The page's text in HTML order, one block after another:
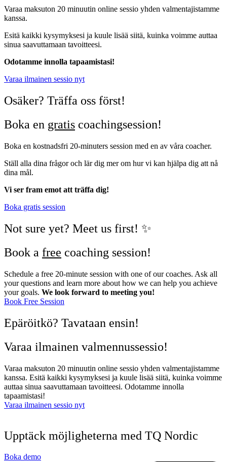
Varaa maksuton 20 minuutin online sessio yhden valmentajistamme
kanssa.
Esitä kaikki kysymyksesi ja kuule lisää siitä, kuinka voimme auttaa
sinua saavuttamaan tavoitteesi.
Odotamme innolla tapaamistasi!
Varaa ilmainen sessio nyt
Osäker? Träffa oss först!
Boka en gratis coachingsession!
Boka en kostnadsfri 20-minuters session med en av våra coacher.
Ställ alla dina frågor och lär dig mer om hur vi kan hjälpa dig att nå
dina mål.
Vi ser fram emot att träffa dig!
Boka gratis session
Not sure yet? Meet us first! ✨
Book a free coaching session!
Schedule a free 20-minute session with one of our coaches. Ask all
your questions and learn more about how we can help you achieve
your goals. We look forward to meeting you!
Book Free Session
Epäröitkö? Tavataan ensin!
Varaa ilmainen valmennussessio!
Varaa maksuton 20 minuutin online sessio yhden valmentajistamme
kanssa. Esitä kaikki kysymyksesi ja kuule lisää siitä, kuinka voimme
auttaa sinua saavuttamaan tavoitteesi. Odotamme innolla
tapaamistasi!
Varaa ilmainen sessio nyt
Upptäck möjligheterna med TQ Nordic
Boka demo